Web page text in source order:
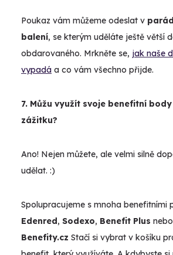
Poukaz vám můžeme odeslat v
balení, se kterým uděláte ještě větší
obdarovaného. Mrkněte se, jak naše
vypadá a co vám všechno přijde.
7. Můžu využít svoje benefitní
zážitku?
Ano! Nejen můžete, ale velmi silně
udělat. :)
Spolupracujeme s mnoha benefitními
Edenred, Sodexo, Benefit Plus
Benefity.cz Stačí si vybrat v košíku